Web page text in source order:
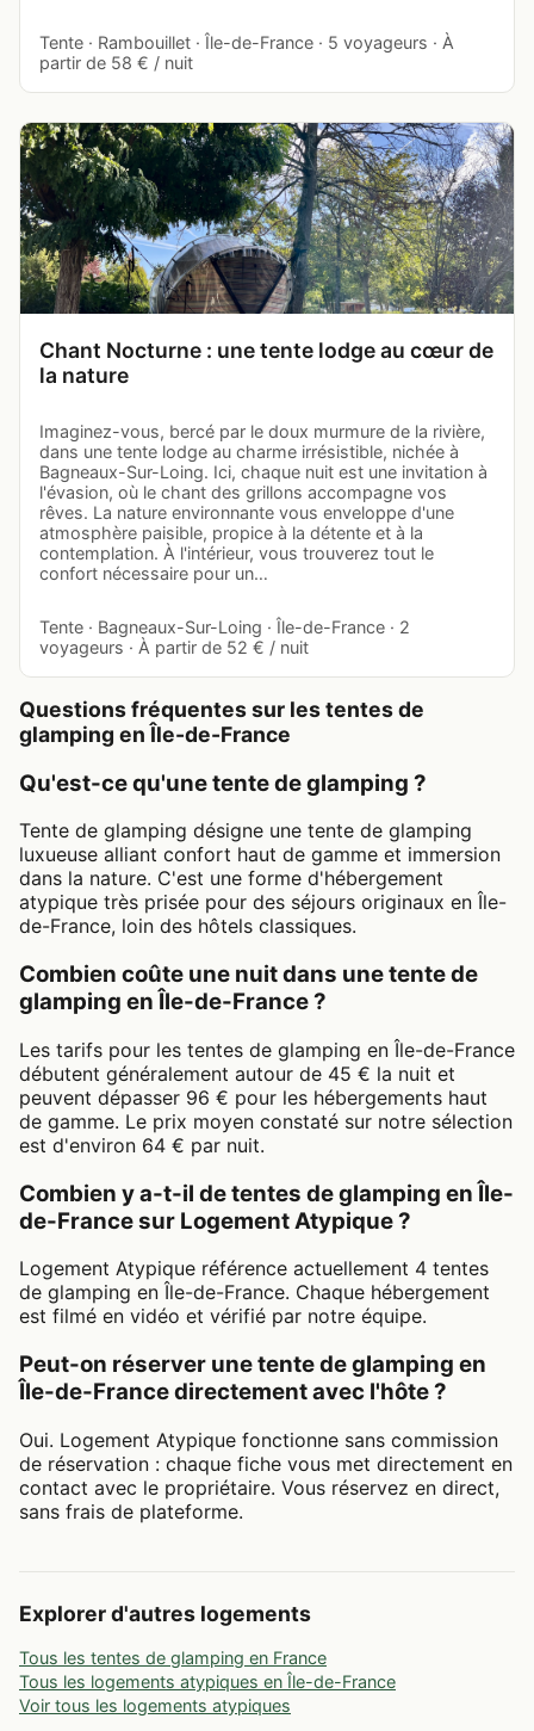
Tente · Rambouillet · Île-de-France · 5 voyageurs · À
partir de 58 € / nuit
Chant Nocturne : une tente lodge au cœur de
la nature
Imaginez-vous, bercé par le doux murmure de la rivière,
dans une tente lodge au charme irrésistible, nichée à
Bagneaux-Sur-Loing. Ici, chaque nuit est une invitation à
l'évasion, où le chant des grillons accompagne vos
rêves. La nature environnante vous enveloppe d'une
atmosphère paisible, propice à la détente et à la
contemplation. À l'intérieur, vous trouverez tout le
confort nécessaire pour un…
Tente · Bagneaux-Sur-Loing · Île-de-France · 2
voyageurs · À partir de 52 € / nuit
Questions fréquentes sur les tentes de
glamping en Île-de-France
Qu'est-ce qu'une tente de glamping ?
Tente de glamping désigne une tente de glamping
luxueuse alliant confort haut de gamme et immersion
dans la nature. C'est une forme d'hébergement
atypique très prisée pour des séjours originaux en Île-
de-France, loin des hôtels classiques.
Combien coûte une nuit dans une tente de
glamping en Île-de-France ?
Les tarifs pour les tentes de glamping en Île-de-France
débutent généralement autour de 45 € la nuit et
peuvent dépasser 96 € pour les hébergements haut
de gamme. Le prix moyen constaté sur notre sélection
est d'environ 64 € par nuit.
Combien y a-t-il de tentes de glamping en Île-
de-France sur Logement Atypique ?
Logement Atypique référence actuellement 4 tentes
de glamping en Île-de-France. Chaque hébergement
est filmé en vidéo et vérifié par notre équipe.
Peut-on réserver une tente de glamping en
Île-de-France directement avec l'hôte ?
Oui. Logement Atypique fonctionne sans commission
de réservation : chaque fiche vous met directement en
contact avec le propriétaire. Vous réservez en direct,
sans frais de plateforme.
Explorer d'autres logements
Tous les tentes de glamping en France
Tous les logements atypiques en Île-de-France
Voir tous les logements atypiques